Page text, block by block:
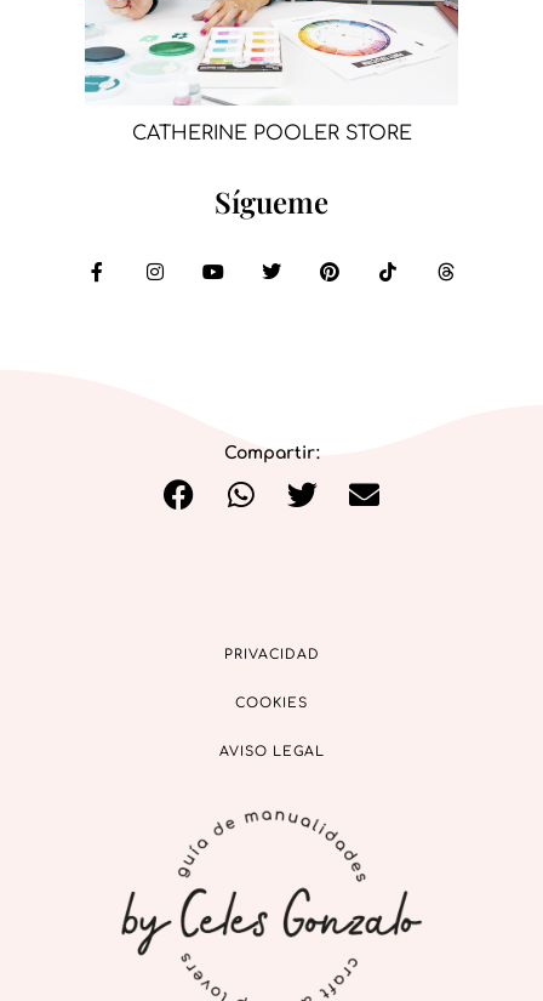
CATHERINE POOLER STORE
Sígueme
Compartir:
PRIVACIDAD
COOKIES
AVISO LEGAL